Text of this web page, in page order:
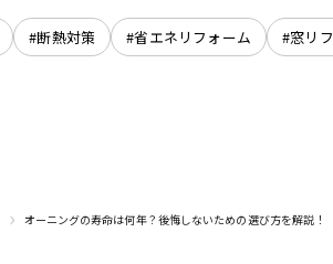
#断熱対策 #省エネリフォーム #窓リ
› オーニングの寿命は何年？後悔しないための選び方を解説！